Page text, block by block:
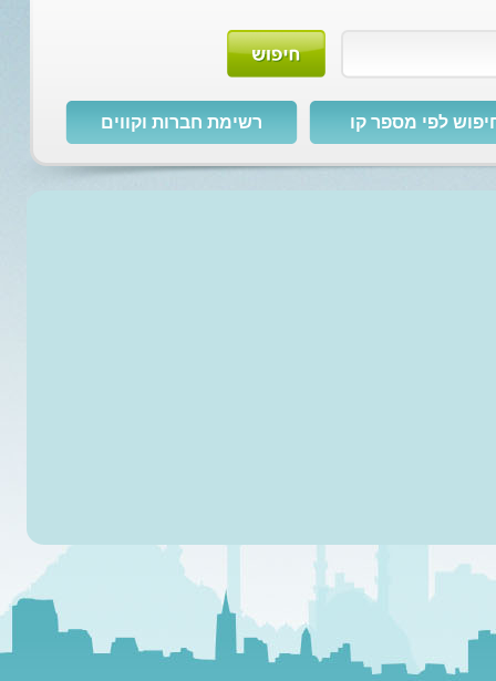
לפי מספר קו רשימת חברות וקווים